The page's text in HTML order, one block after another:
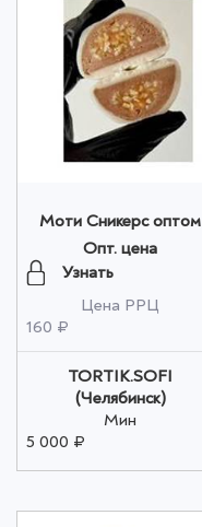
Моти Сникерс оптом
Опт. цена
Узнать
Цена РРЦ
160 ₽
TORTIK.SOFI
(Челябинск)
Мин
5 000 ₽